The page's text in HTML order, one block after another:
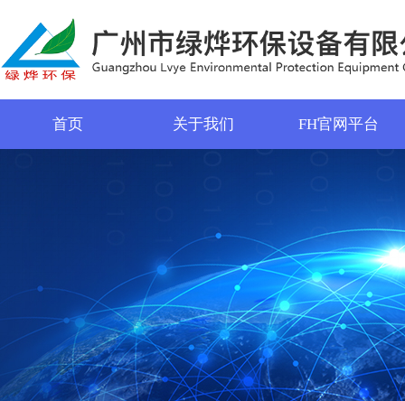
首页 关于我们 FH官网平台